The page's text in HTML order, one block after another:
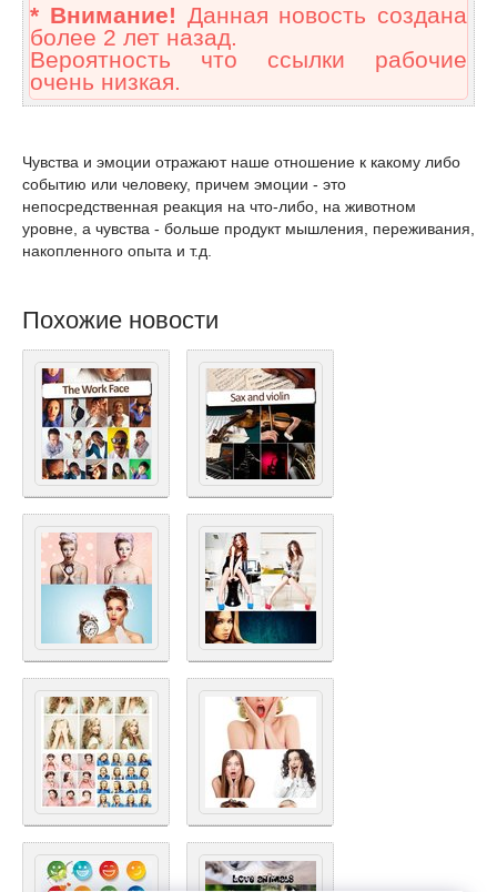
* Внимание! Данная новость создана
более 2 лет назад.
Вероятность что ссылки рабочие
очень низкая.
Чувства и эмоции отражают наше отношение к какому либо
событию или человеку, причем эмоции - это
непосредственная реакция на что-либо, на животном
уровне, а чувства - больше продукт мышления, переживания,
накопленного опыта и т.д.
Похожие новости